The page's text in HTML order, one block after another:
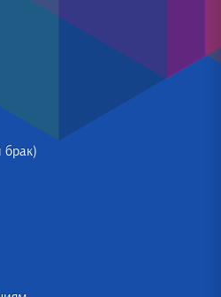
брак)